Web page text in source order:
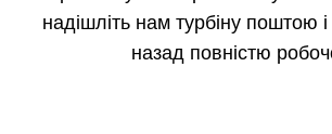
надішліть нам турбіну поштою і
назад повністю